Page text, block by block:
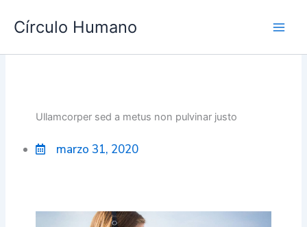
Círculo Humano
Ullamcorper sed a metus non pulvinar justo
marzo 31, 2020